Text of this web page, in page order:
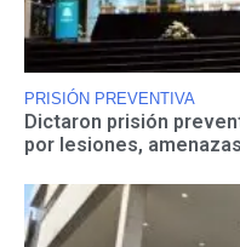
PRISIÓN PREVENTIVA
Dictaron prisión
por lesiones,